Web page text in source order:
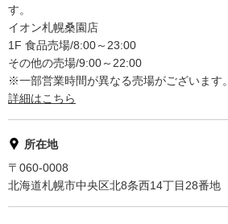
す。
イオン札幌桑園店
1F 食品売場/8:00～23:00
その他の売場/9:00～22:00
※一部営業時間が異なる売場がございます。
詳細はこちら
所在地
〒060-0008
北海道札幌市中央区北8条西14丁目28番地